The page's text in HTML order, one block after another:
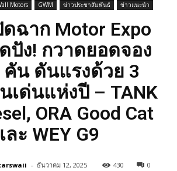
Motors GWM ข่าวประชาสัมพันธ์ ข่าวแนะนำ
ดฉาก Motor Expo
ปัง! กวาดยอดจอง
คัน ดันแรงด้วย 3
เด่นแห่งปี – TANK
ORA Good Cat
ละ WEY G9
- ธันวาคม 12, 2025 430 0